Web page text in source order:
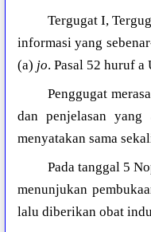
Tergugat I,
informasi yang
(a) jo. Pasal 52 huruf
Penggugat
dan penjelasan
menyatakan sama
Pada tanggal 5
menunjukan
lalu diberikan obat